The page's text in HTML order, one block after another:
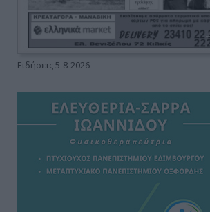
Ειδήσεις 5-8-2026